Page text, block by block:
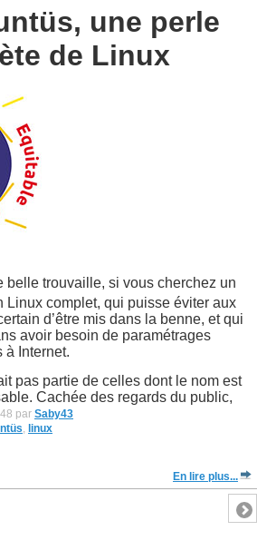
une perle
de Linux
belle trouvaille, si vous cherchez un
Linux complet, qui puisse éviter aux
d’être mis dans la benne, et qui
avoir besoin de paramétrages
à Internet.
pas partie de celles dont le nom est
Cachée des regards du public,
par Saby43
, linux
En lire plus...